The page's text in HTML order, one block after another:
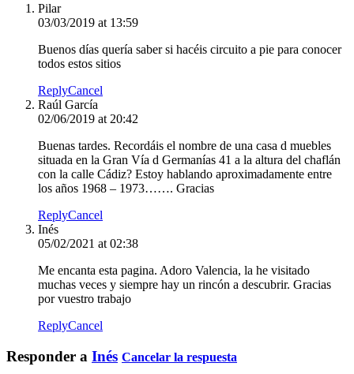
Pilar
03/03/2019 at 13:59
Buenos días quería saber si hacéis circuito a pie para conocer
todos estos sitios
ReplyCancel
Raúl García
02/06/2019 at 20:42
Buenas tardes. Recordáis el nombre de una casa d muebles
situada en la Gran Vía d Germanías 41 a la altura del chaflán
con la calle Cádiz? Estoy hablando aproximadamente entre
los años 1968 – 1973……. Gracias
ReplyCancel
Inés
05/02/2021 at 02:38
Me encanta esta pagina. Adoro Valencia, la he visitado
muchas veces y siempre hay un rincón a descubrir. Gracias
por vuestro trabajo
ReplyCancel
Responder a Inés Cancelar la respuesta